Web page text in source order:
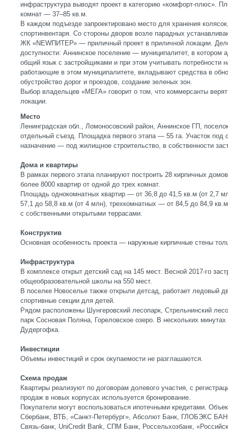
инфраструктура выводят проект в категорию «комфорт-плюс».
комнат — 37–85 кв.м.
В каждом подъезде запроектировано место для хранения
спортинвентаря. Со стороны дворов возле парадных
ЖК «NEWПИТЕР» — приличный проект в приличной локации.
доступности: Аннинское поселение — муниципалитет, в котором
общий язык с застройщиками и при этом учитывать потребности
работающие в этом муниципалитете, вкладывают средства в
обустройство дорог и проездов, создание зеленых зон.
Выбор владельцев «МЕГА» говорит о том, что коммерсанты верят
локации.
Место
Ленинградская обл., Ломоносовский район, Аннинское ГП,
отдельный съезд. Площадка первого этапа — 55 га. Участок под
назначение — под жилищное строительство, в собственности
Дома и квартиры
В рамках первого этапа планируют построить 28 кирпичных
более 8000 квартир от одной до трех комнат.
Площадь однокомнатных квартир — от 36,8 до 41,5 кв.м (от 2,7
57,1 до 58,8 кв.м (от 4 млн), трехкомнатных — от 84,5 до 84,9
с собственными открытыми террасами.
Конструктив
Основная особенность проекта — наружные кирпичные стены
Инфраструктура
В комплексе открыт детский сад на 145 мест. Весной 2017-го
общеобразовательной школы на 550 мест.
В поселке Новоселье также открыли детсад, работает ледовый
спортивные секции для детей.
Рядом расположены Шунгеровский лесопарк, Стрельнинский
парк Сосновая Поляна, Гореловское озеро. В нескольких
Дудергофка.
Инвестиции
Объемы инвестиций и срок окупаемости не разглашаются.
Схема продаж
Квартиры реализуют по договорам долевого участия, с
продаж в новых корпусах используется бронирование.
Покупатели могут воспользоваться ипотечными кредитами.
Сбербанк, ВТБ, «Санкт-Петербург», Абсолют Банк, ГЛОБЭКС
Связь-банк, UniCredit Bank, СПМ Банк, Россельхозбанк,